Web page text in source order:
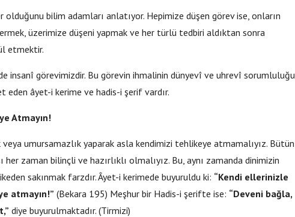
olduğunu bilim adamları anlatıyor. Hepimize düşen görev ise, onların
üzerimize düşeni yapmak ve her türlü tedbiri aldıktan sonra
etmektir.
insanî görevimizdir. Bu görevin ihmalinin dünyevî ve uhrevî sorumluluğu
eden âyet-i kerime ve hadis-i şerif vardır.
Atmayın!
umursamazlık yaparak asla kendimizi tehlikeye atmamalıyız. Bütün
her zaman bilinçli ve hazırlıklı olmalıyız. Bu, aynı zamanda dinimizin
sakınmak farzdır. Âyet-i kerimede buyuruldu ki: “Kendi ellerinizle
atmayın!” (Bekara 195) Meşhur bir Hadis-i şerifte ise: “Deveni bağla,
diye buyurulmaktadır. (Tirmizi)